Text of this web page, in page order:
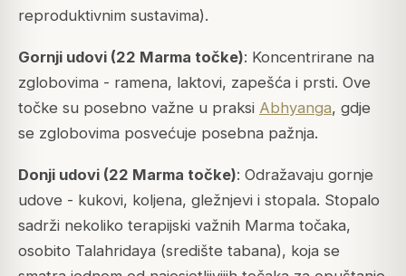
reproduktivnim sustavima).
Gornji udovi (22 Marma točke): Koncentrirane na
zglobovima - ramena, laktovi, zapešća i prsti. Ove
točke su posebno važne u praksi Abhyanga, gdje
se zglobovima posvećuje posebna pažnja.
Donji udovi (22 Marma točke): Odražavaju gornje
udove - kukovi, koljena, gležnjevi i stopala. Stopalo
sadrži nekoliko terapijski važnih Marma točaka,
osobito Talahridaya (središte tabana), koja se